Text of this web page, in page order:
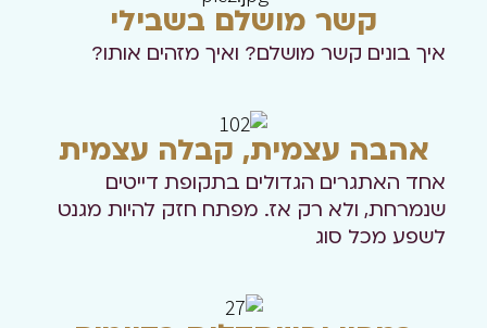
קשר מושלם בשבילי
איך בונים קשר מושלם? ואיך מזהים אותו?
אהבה עצמית, קבלה עצמית
אחד האתגרים הגדולים בתקופת דייטים
שנמרחת, ולא רק אז. מפתח חזק להיות מגנט
לשפע מכל סוג